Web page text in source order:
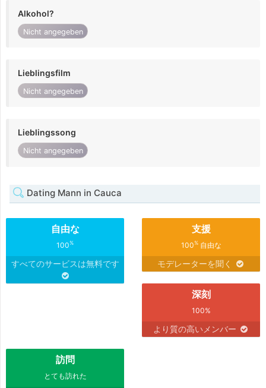
Alkohol?
Nicht angegeben
Lieblingsfilm
Nicht angegeben
Lieblingssong
Nicht angegeben
Dating Mann in Cauca
自由な
100%
すべてのサービスは無料です
支援
100%自由な
モデレーターを聞く
深刻
100%
より質の高いメンバー
訪問
とても訪れた